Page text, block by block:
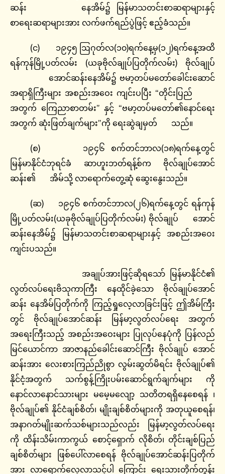
ဆန်း နေအိမ်၌ မြန်မာသတင်းစာဆရာများနှင့်
စာရေးဆရာများအား လက်ဖက်ရည်ပွဲဖြင့် ဧည့်ခံသည်။
(င) ၁၉၄၅ ဩဂုတ်လ(၁၀)ရက်နေ့မှ(၁၂)ရက်နေ့အထိ
ရန်ကုန်မြို့ပတ်လမ်း (ယခုဗိုလ်ချုပ်ပြတိုက်လမ်း) ဗိုလ်ချုပ်
အောင်ဆန်းနေအိမ်၌ ဗမာ့တပ်မတော်ခေါင်းဆောင်
အရာရှိကြီးများ အစည်းအဝေး ကျင်းပပြီး “တိုင်းပြည်
အတွက် ကြေညာစာတမ်း” နှင့် “ဗမာ့တပ်မတော်၏နောင်ရေး
အတွက် ဆုံးဖြတ်ချက်များ”ကို ရေးဆွဲချမှတ် သည်။
(စ) ၁၉၄၆ စက်တင်ဘာလ(၁၈)ရက်နေ့တွင်
မြန်မာနိုင်ငံဘုရင်ခံ ဆာဟူးဘတ်ရန့်စ်က ဗိုလ်ချုပ်အောင်
ဆန်း၏ အိမ်သို့ လာရောက်တွေ့ဆုံ ဆွေးနွေးသည်။
(ဆ) ၁၉၄၆ စက်တင်ဘာလ(၂၆)ရက်နေ့တွင် ရန်ကုန်
မြို့ပတ်လမ်း(ယခုဗိုလ်ချုပ်ပြတိုက်လမ်း) ဗိုလ်ချုပ် အောင်
ဆန်းနေအိမ်၌ မြန်မာသတင်းစာဆရာများနှင့် အစည်းအဝေး
ကျင်းပသည်။
အချုပ်အားဖြင့်ဆိုရသော် မြန်မာနိုင်ငံ၏
လွတ်လပ်ရေးဗိသုကာကြီး နေထိုင်ခဲ့သော ဗိုလ်ချုပ်အောင်
ဆန်း နေအိမ်ပြတိုက်ကို ကြည့်ရှုလေ့လာခြင်းဖြင့် ဤအိမ်ကြီး
တွင် ဗိုလ်ချုပ်အောင်ဆန်း မြန်မာ့လွတ်လပ်ရေး အတွက်
အရေးကြီးသည့် အစည်းအဝေးများ ပြုလုပ်နေပုံကို ပြန်လည်
မြင်ယောင်ကာ အာဇာနည်ခေါင်းဆောင်ကြီး ဗိုလ်ချုပ် အောင်
ဆန်းအား လေးစားကြည်ညိုစွာ လွမ်းဆွတ်မိရင်း ဗိုလ်ချုပ်၏
နိုင်ငံ့အတွက် သက်စွန့်ကြိုးပမ်းဆောင်ရွက်ချက်များ ကို
နောင်လာနောင်သားများ မမေ့မလျော့ သတိတရရှိနေစေရန် ၊
ဗိုလ်ချုပ်၏ နိုင်ငံချစ်စိတ်၊ မျိုးချစ်စိတ်များကို အတုယူစေရန်၊
အနာဂတ်မျိုးဆက်သစ်များသည်လည်း မြန်မာ့လွတ်လပ်ရေး
ကို ထိန်းသိမ်းကာကွယ် စောင့်ရှောက် လိုစိတ်၊ တိုင်းချစ်ပြည်
ချစ်စိတ်များ ဖြစ်ပေါ်လာစေရန် ဗိုလ်ချုပ်အောင်ဆန်းပြတိုက်
အား လာရောက်လေ့လာသင့်ပါ ကြောင်း ရေးသားတိုက်တွန်း